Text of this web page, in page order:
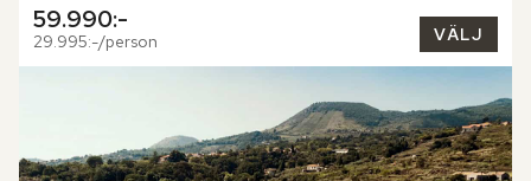
59.990:-
29.995:-/person VÄLJ